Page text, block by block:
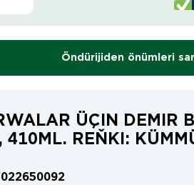
Öndürijiden önümleri
ÜÇIN DEMIR
410ML. REŇKI: